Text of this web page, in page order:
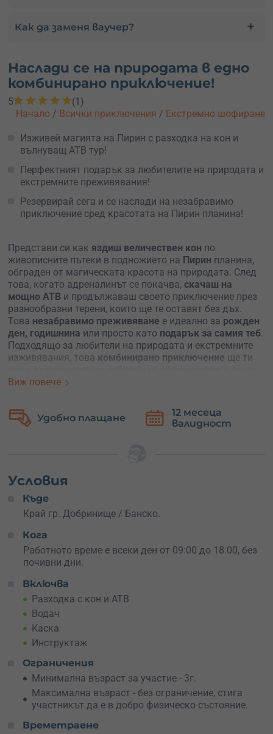
Как да заменя ваучер?
Наслади се на природата в едно
комбинирано приключение!
5
(1)
Начало / Всички приключения / Екстремно шофиране
Изживей магията на Пирин с разходка на кон и
вълнуващ АТВ тур!
Перфектният подарък за любителите на природата и
екстремните преживявания!
Резервирай сега и се наслади на незабравимо
приключение сред красотата на Пирин планина!
Представи си как яздиш величествен кон по
живописните пътеки в подножието на Пирин планина,
обграден от магическата красота на природата. След
това, когато адреналинът се покачва, скачаш на
мощно АТВ и продължаваш своето приключение през
разнообразни терени, които ще те оставят без дъх.
Това незабравимо преживяване е идеално за рожден
ден, годишнина или просто като подарък за самия теб.
Подходящо за любители на природата и екстремните
изживявания, това комбинирано приключение ще ти
свържеш със себе си и заобикалящата те природа.
едно
истинско приключение в сърцето на Пирин
Преживяването включва
два етапа – конна езда и АТВ
уникалните гледки и да почувстваш връзката с коня
откриеш
планината предлага. След конната езда, ще преминеш
терении ще ти предостави възможност да се
насладиш на скорост и екшън.
пейзажи и богата флора и фауна. За този вид
приключениене са нужни специални умения
желание за забавление и приключения. Независимо
дали си начинаещ или опитен ездач и шофьор на АТВ,
моменти и емоции
Не чакай!
тур в подножието на Пирин е перфектният подарък за
всеки, който обича природата и адреналина.
Резервирай сега и изживей неповторимо приключение!
Виж повече
валидност
Безплатна
замяна
Условия
Къде
Край гр. Добринище / Банско.
Кога
Работното време е всеки ден от 09:00 до 18:00, без
почивни дни.
Включва
Разходка с кон и АТВ
Водач
Каска
Инструктаж
Ограничения
Минимална възраст за участие - 3г.
Максимална възраст - без ограничение, стига
участникът да е в добро физическо състояние.
Времетраене